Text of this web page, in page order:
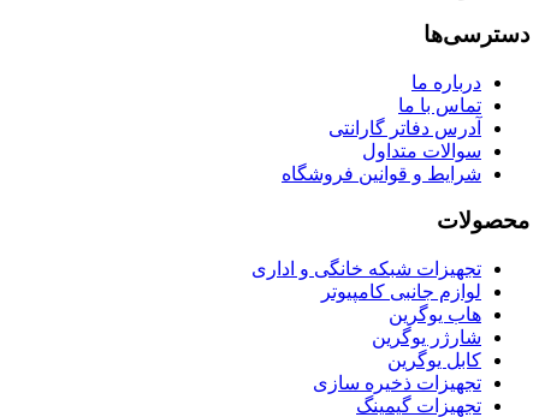
دسترسی‌ها
درباره ما
تماس با ما
آدرس دفاتر گارانتی
سوالات متداول
شرایط و قوانین فروشگاه
محصولات
تجهیزات شبکه خانگی و اداری
لوازم جانبی کامپیوتر
هاب یوگرین
شارژر یوگرین
کابل یوگرین
تجهیزات ذخیره سازی
تجهیزات گیمینگ